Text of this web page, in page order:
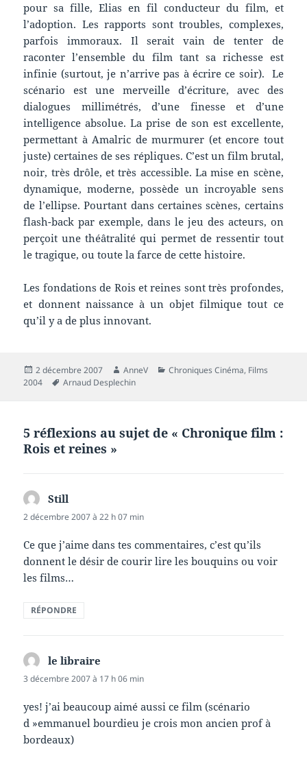
pour sa fille, Elias en fil conducteur du film, et
l’adoption. Les rapports sont troubles, complexes,
parfois immoraux. Il serait vain de tenter de
raconter l’ensemble du film tant sa richesse est
infinie (surtout, je n’arrive pas à écrire ce soir). Le
scénario est une merveille d’écriture, avec des
dialogues millimétrés, d’une finesse et d’une
intelligence absolue. La prise de son est excellente,
permettant à Amalric de murmurer (et encore tout
juste) certaines de ses répliques. C’est un film brutal,
noir, très drôle, et très accessible. La mise en scène,
dynamique, moderne, possède un incroyable sens
de l’ellipse. Pourtant dans certaines scènes, certains
flash-back par exemple, dans le jeu des acteurs, on
perçoit une théâtralité qui permet de ressentir tout
le tragique, ou toute la farce de cette histoire.
Les fondations de Rois et reines sont très profondes,
et donnent naissance à un objet filmique tout ce
qu’il y a de plus innovant.
Publié
le
2 décembre 2007 Auteur
AnneV Catégories
Chroniques Cinéma, Films
2004
Mots-
Arnaud Desplechin
5 réflexions au sujet de « Chronique film :
Rois et reines »
Still
2 décembre 2007 à 22 h 07 min
Ce que j’aime dans tes commentaires, c’est qu’ils
donnent le désir de courir lire les bouquins ou voir
les films…
RÉPONDRE
le libraire
3 décembre 2007 à 17 h 06 min
yes! j’ai beaucoup aimé aussi ce film (scénario
d »emmanuel bourdieu je crois mon ancien prof à
bordeaux)